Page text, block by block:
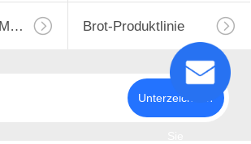
Plätzchen, Das Maschine Bildet Brot-Produktlinie
Unterzeichnen